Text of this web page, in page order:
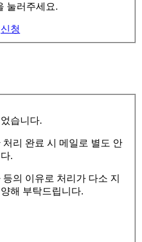
눌러주세요.
신청
습니다.
리 완료 시 메일로 별도 안
.
의 이유로 처리가 다소 지
해 부탁드립니다.